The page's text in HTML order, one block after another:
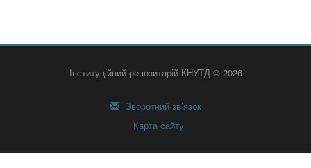
Інституційний репозитарій КНУТД © 2026
Зворотний зв’язок
Карта сайту